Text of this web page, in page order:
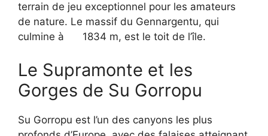
terrain de jeu exceptionnel pour les amateurs
de nature. Le massif du Gennargentu, qui
culmine à
1834 m, est le toit de l’île.
Le Supramonte et les
Gorges de Su Gorropu
Su Gorropu est l’un des canyons les plus